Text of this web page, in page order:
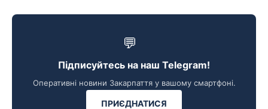
💬
Підписуйтесь на наш Telegram!
Оперативні новини Закарпаття у вашому смартфоні.
ПРИЄДНАТИСЯ